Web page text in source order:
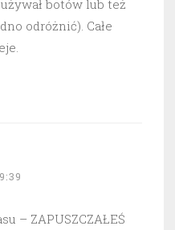
botów lub też
odróżnić). Całe
– ZAPUSZCZAŁEŚ